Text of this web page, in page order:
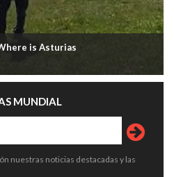
is Asturias
MUNDIAL
nuestras noticias destacadas y las